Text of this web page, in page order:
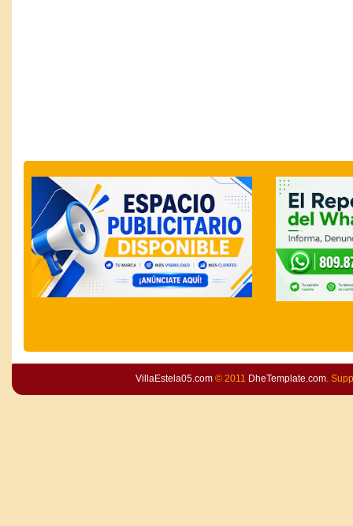
VillaEstela05.com© 2011 DheTemplate.com.